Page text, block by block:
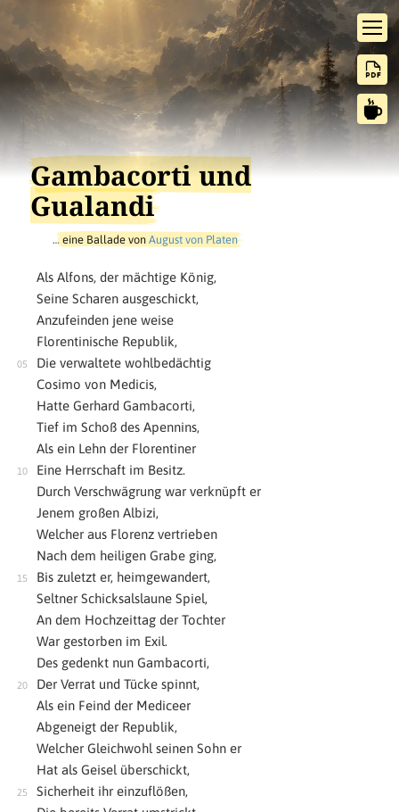
Gambacorti und
Gualandi
… eine Ballade vonAugust von Platen
Als Alfons, der mächtige König,
Seine Scharen ausgeschickt,
Anzufeinden jene weise
Florentinische Republik,
Die verwaltete wohlbedächtig
Cosimo von Medicis,
Hatte Gerhard Gambacorti,
Tief im Schoß des Apennins,
Als ein Lehn der Florentiner
Eine Herrschaft im Besitz.
Durch Verschwägrung war verknüpft er
Jenem großen Albizi,
Welcher aus Florenz vertrieben
Nach dem heiligen Grabe ging,
Bis zuletzt er, heimgewandert,
Seltner Schicksalslaune Spiel,
An dem Hochzeittag der Tochter
War gestorben im Exil.
Des gedenkt nun Gambacorti,
Der Verrat und Tücke spinnt,
Als ein Feind der Mediceer
Abgeneigt der Republik,
Welcher Gleichwohl seinen Sohn er
Hat als Geisel überschickt,
Sicherheit ihr einzuflößen,